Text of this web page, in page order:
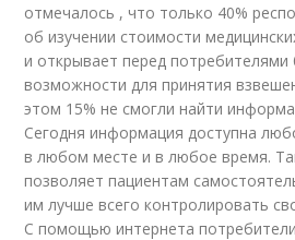
отмечалось , что только 40%
об изучении стоимости
и открывает перед
возможности для принятия
этом 15% не смогли найти
Сегодня информация доступна
в любом месте и в любое время.
позволяет пациентам
им лучше всего контролировать
С помощью интернета